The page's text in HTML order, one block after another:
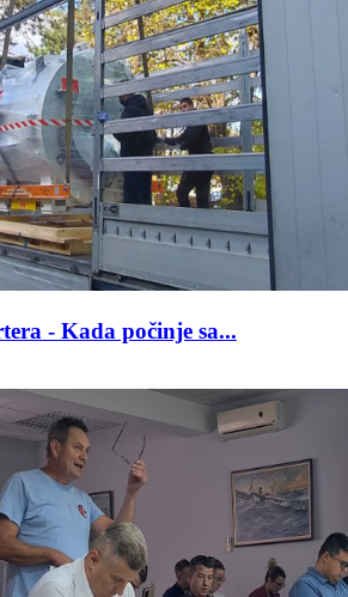
- Kada počinje sa...